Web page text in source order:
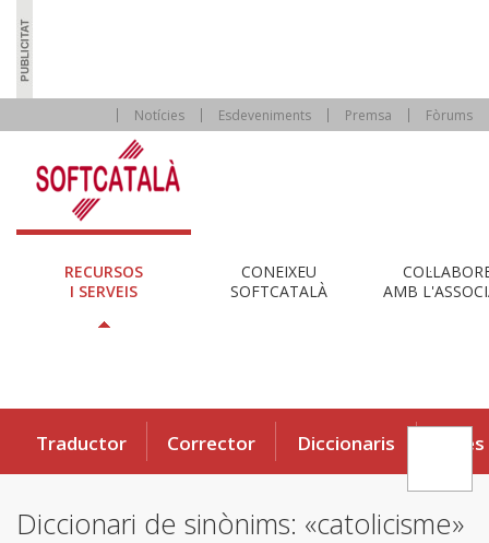
Notícies Esdeveniments Premsa Fòrums
RECURSOS
I SERVEIS
CONEIXEU
SOFTCATALÀ
AMB
Traductor Corrector Diccionaris Eines
Diccionari de sinònims: «catolicisme»